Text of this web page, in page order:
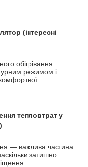
(інтересні
обігрівання
режимом і
тепловтрат у
— важлива частина
затишно